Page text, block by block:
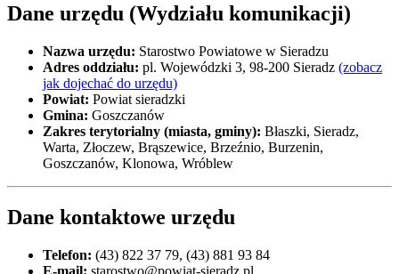
Dane urzędu (Wydziału komunikacji)
Nazwa urzędu: Starostwo Powiatowe w Sieradzu
Adres oddziału: pl. Wojewódzki 3, 98-200 Sieradz (zobacz
jak dojechać do urzędu)
Powiat: Powiat sieradzki
Gmina: Goszczanów
Zakres terytorialny (miasta, gminy): Błaszki, Sieradz,
Warta, Złoczew, Brąszewice, Brzeźnio, Burzenin,
Goszczanów, Klonowa, Wróblew
Dane kontaktowe urzędu
Telefon: (43) 822 37 79, (43) 881 93 84
E-mail: starostwo@powiat-sieradz.pl